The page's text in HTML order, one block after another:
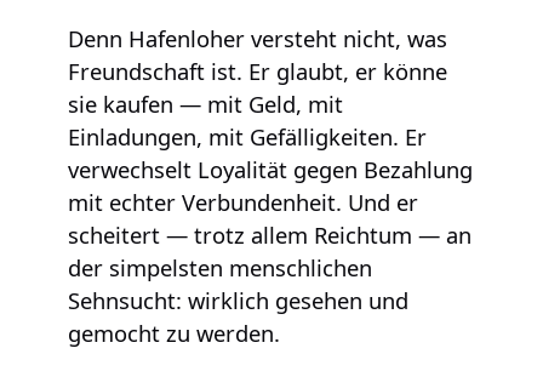
Denn Hafenloher versteht nicht, was
Freundschaft ist. Er glaubt, er könne
sie kaufen — mit Geld, mit
Einladungen, mit Gefälligkeiten. Er
verwechselt Loyalität gegen Bezahlung
mit echter Verbundenheit. Und er
scheitert — trotz allem Reichtum — an
der simpelsten menschlichen
Sehnsucht: wirklich gesehen und
gemocht zu werden.